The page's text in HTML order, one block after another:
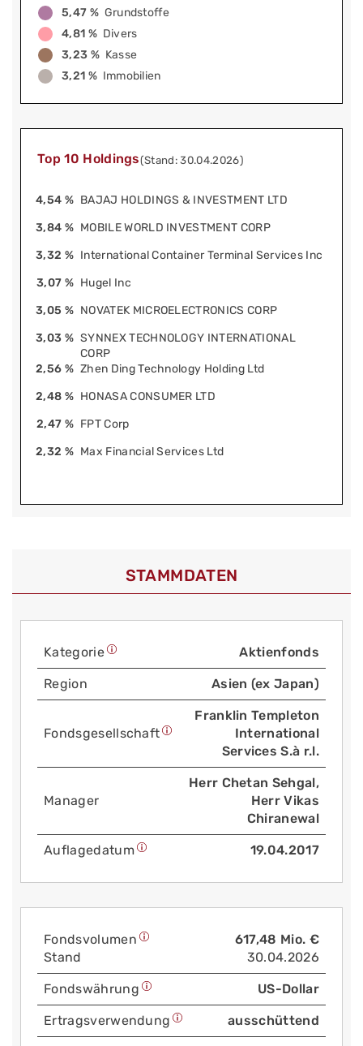
5,47 % Grundstoffe
4,81 % Divers
3,23 % Kasse
3,21 % Immobilien
Top 10 Holdings(Stand: 30.04.2026)
4,54 % BAJAJ HOLDINGS & INVESTMENT LTD
3,84 % MOBILE WORLD INVESTMENT CORP
3,32 % International Container Terminal Services Inc
3,07 % Hugel Inc
3,05 % NOVATEK MICROELECTRONICS CORP
3,03 % SYNNEX TECHNOLOGY INTERNATIONAL
CORP
2,56 % Zhen Ding Technology Holding Ltd
2,48 % HONASA CONSUMER LTD
2,47 % FPT Corp
2,32 % Max Financial Services Ltd
STAMMDATEN
Kategorie Aktienfonds
Region Asien (ex Japan)
Fonds­gesellschaft
Franklin Templeton
International
Services S.à r.l.
Manager
Herr Chetan Sehgal,
Herr Vikas
Chiranewal
Auflage­datum 19.04.2017
Fonds­volumen
Stand
617,48 Mio. €
30.04.2026
Fonds­währung US-Dollar
Ertrags­verwendung ausschüttend